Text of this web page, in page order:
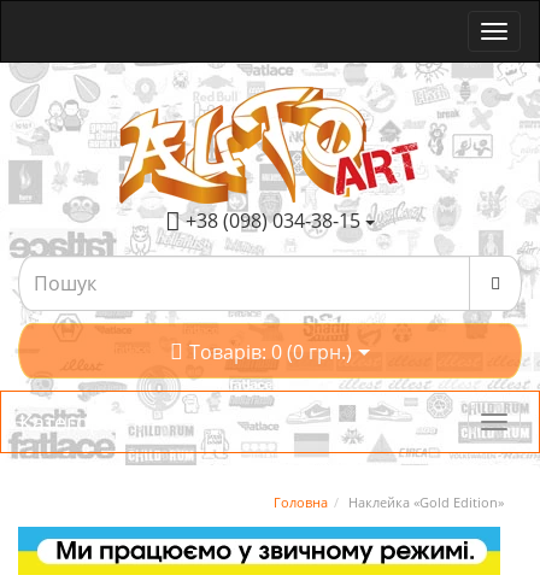
+38 (098) 034-38-15
Товарів: 0 (0 грн.)
Категорії
Головна Наклейка «Gold Edition»